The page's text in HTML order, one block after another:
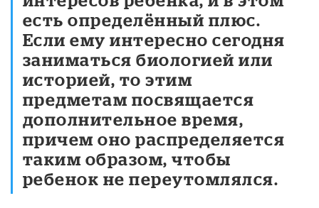
есть определённый плюс.
Если ему интересно сегодня
заниматься биологией или
историей, то этим
предметам посвящается
дополнительное время,
причем оно распределяется
таким образом, чтобы
ребенок не переутомлялся.